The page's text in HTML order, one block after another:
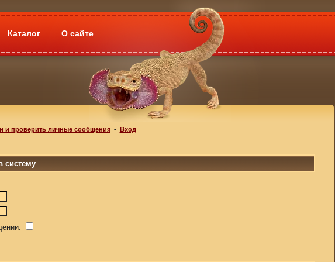
Каталог О сайте
и проверить личные сообщения• Вход
систему